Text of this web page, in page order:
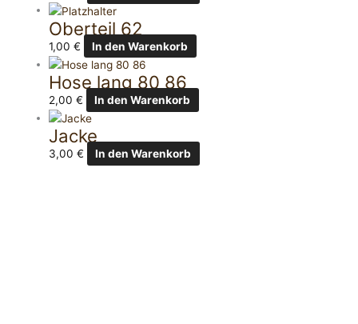
Oberteil 62
1,00€ In den Warenkorb
Hose lang 80 86
2,00€ In den Warenkorb
Jacke
3,00€ In den Warenkorb